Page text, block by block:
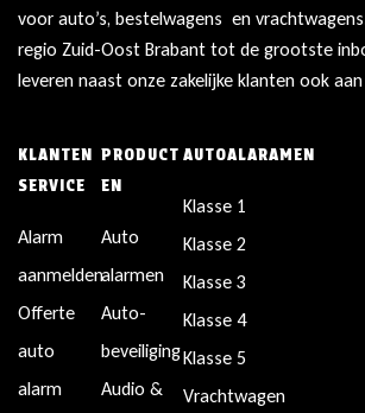
voor auto’s, bestelwagens en
regio Zuid-Oost Brabant tot de grootste
leveren naast onze zakelijke klanten ook
KLANTEN
SERVICE
Alarm
aanmelden
Offerte
auto
alarm
PRODUCT
EN
Auto
alarmen
Auto-
beveiliging
Audio &
AUTOALARAMEN
Klasse 1
Klasse 2
Klasse 3
Klasse 4
Klasse 5
Vrachtwagen